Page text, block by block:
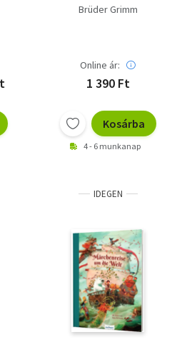
Brüder Grimm
Online ár:
1 390 Ft
Kosárba
4 - 6 munkanap
IDEGEN